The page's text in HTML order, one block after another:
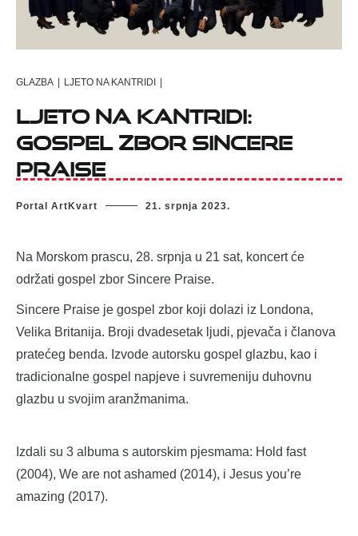
GLAZBA | LJETO NA KANTRIDI |
Ljeto na Kantridi:
gospel zbor Sincere
Praise
Portal ArtKvart 21. srpnja 2023.
Na Morskom prascu, 28. srpnja u 21 sat, koncert će
održati gospel zbor Sincere Praise.
Sincere Praise je gospel zbor koji dolazi iz Londona,
Velika Britanija. Broji dvadesetak ljudi, pjevača i članova
pratećeg benda. Izvode autorsku gospel glazbu, kao i
tradicionalne gospel napjeve i suvremeniju duhovnu
glazbu u svojim aranžmanima.
Izdali su 3 albuma s autorskim pjesmama: Hold fast
(2004), We are not ashamed (2014), i Jesus you’re
amazing (2017).